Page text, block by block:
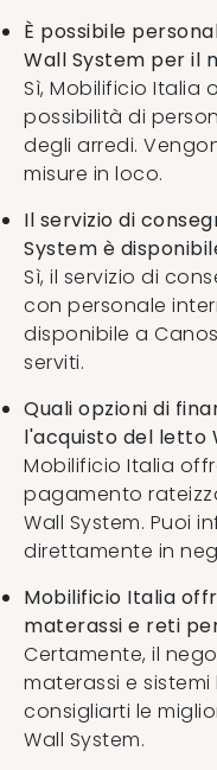
È possibile
Wall System per il
Sì, Mobilificio Italia
possibilità di
degli arredi.
misure in loco.
Il servizio di
System è
Sì, il servizio di
con personale
disponibile a
serviti.
Quali opzioni di
l'acquisto del letto
Mobilificio Italia
pagamento
Wall System. Puoi
direttamente in
Mobilificio Italia
materassi e reti
Certamente, il
materassi e
consigliarti le
Wall System.